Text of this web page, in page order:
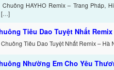
Chuông HAYHO Remix – Trang Pháp,
[…]
Tiêu Dao Tuyệt Nhất
Tiêu Dao Tuyệt Nhất Remix –
Nhường Em Cho Yêu